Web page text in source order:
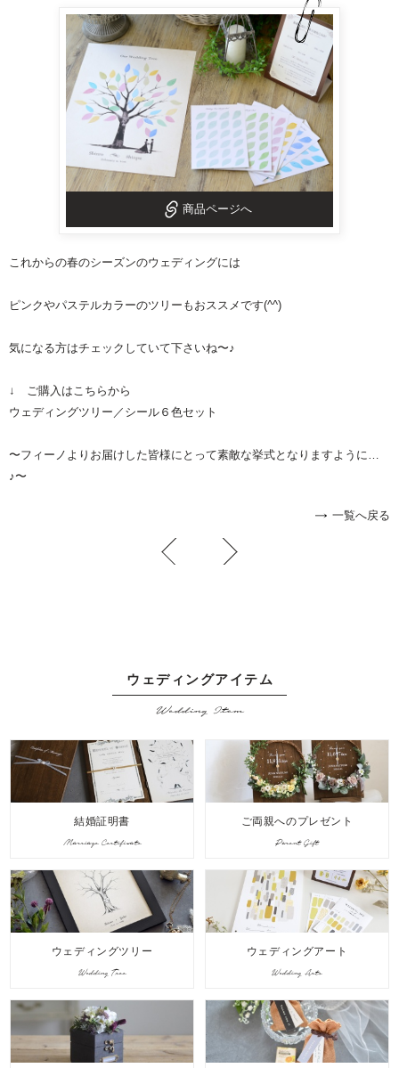
商品ページへ
これからの春のシーズンのウェディングには
ピンクやパステルカラーのツリーもおススメです(^^)
気になる方はチェックしていて下さいね〜♪
↓ ご購入はこちらから
ウェディングツリー ／シール６色セット
〜フィーノよりお届けした皆様にとって素敵な挙式となりますように…
♪〜
一覧へ戻る
ウェディングアイテム
Wedding Item
結婚証明書
Marriage Certificate
ご両親へのプレゼント
Parent Gift
ウェディングツリー
Wedding Tree
ウェディングアート
Wedding Arts